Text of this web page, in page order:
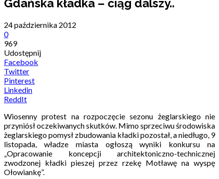
Gdańska kładka – ciąg dalszy..
24 października 2012
0
969
Udostępnij
Facebook
Twitter
Pinterest
Linkedin
ReddIt
Wiosenny protest na rozpoczęcie sezonu żeglarskiego nie
przyniósł oczekiwanych skutków. Mimo sprzeciwu środowiska
żeglarskiego pomysł zbudowania kładki pozostał, a niedługo, 9
listopada, władze miasta ogłoszą wyniki konkursu na
„Opracowanie koncepcji architektoniczno-technicznej
zwodzonej kładki pieszej przez rzekę Motławę na wyspę
Ołowiankę”.